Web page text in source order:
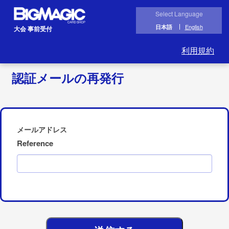
大会 事前受付
Select Language
日本語 English
利用規約
認証メールの再発行
メールアドレス
Reference